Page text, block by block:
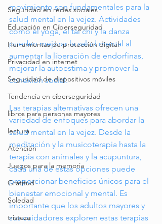
Seguridad en redes sociales
Educación en Ciberseguridad
Herramientas de protección digital
Privacidad en internet
Seguridad de dispositivos móviles
Tendencia en ciberseguridad
libros para personas mayores
lectura
Atención
Juegos para la memoria
Gratitud
Soledad
tristeza
movimiento son fundamentales para la
salud mental en la vejez. Actividades
como el yoga, el tai chi y la danza
pueden mejorar la salud mental al
aumentar la liberación de endorfinas,
mejorar la autoestima y promover la
conexión social.
Las terapias alternativas ofrecen una
variedad de enfoques para abordar la
salud mental en la vejez. Desde la
meditación y la musicoterapia hasta la
terapia con animales y la acupuntura,
cada una de estas opciones puede
proporcionar beneficios únicos para el
bienestar emocional y mental. Es
importante que los adultos mayores y
sus cuidadores exploren estas terapias